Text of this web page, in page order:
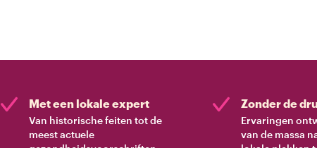
Met een lokale expert
Van historische feiten tot de
meest actuele
Zonder de
Ervaringen
van de massa